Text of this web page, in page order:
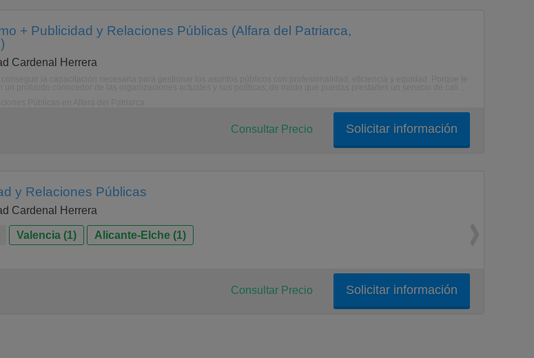
+ Publicidad y Relaciones Públicas (Alfara del Patriarca,
Cardenal Herrera
Solicitar información
Consultar Precio
y Relaciones Públicas
Cardenal Herrera
Valencia (1) Alicante-Elche (1)
Solicitar información
Consultar Precio